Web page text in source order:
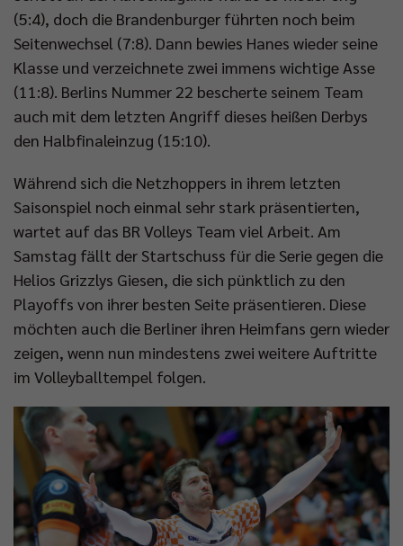
(5:4), doch die Brandenburger führten noch beim
Seitenwechsel (7:8). Dann bewies Hanes wieder seine
Klasse und verzeichnete zwei immens wichtige Asse
(11:8). Berlins Nummer 22 bescherte seinem Team
auch mit dem letzten Angriff dieses heißen Derbys
den Halbfinaleinzug (15:10).
Während sich die Netzhoppers in ihrem letzten
Saisonspiel noch einmal sehr stark präsentierten,
wartet auf das BR Volleys Team viel Arbeit. Am
Samstag fällt der Startschuss für die Serie gegen die
Helios Grizzlys Giesen, die sich pünktlich zu den
Playoffs von ihrer besten Seite präsentieren. Diese
möchten auch die Berliner ihren Heimfans gern wieder
zeigen, wenn nun mindestens zwei weitere Auftritte
im Volleyballtempel folgen.